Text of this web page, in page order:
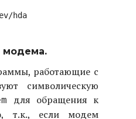
модема.
работающие с
символическую
для обращения к
т.к., если модем